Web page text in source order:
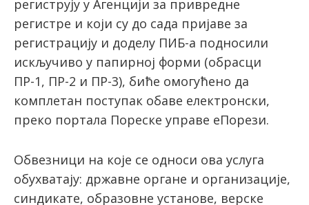
Пријава
latinica
региструју у Агенцији за привредне
регистре и који су до сада пријаве за
регистрацију и доделу ПИБ-а подносили
искључиво у папирној форми (обрасци
ПР-1, ПР-2 и ПР-3), биће омогућено да
комплетан поступак обаве електронски,
преко портала Пореске управе еПорези.
Обвезници на које се односи ова услуга
обухватају: државне органе и организације,
синдикате, образовне установе, верске